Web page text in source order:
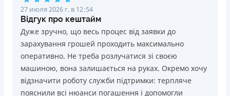
проблемной кредитной историей.
Переводятся деньги на банковскую карту сразу после
подписания электронного договора о предоставлении
кредита
Дарятся скидки до -99% постоянным клиентам на
будущие кредиты согласно программе лояльности
Программа лояльности для постоянных клиентов
Круглосуточная поддержка в Viber, Telegram,
27 июля 2026 г. в 12:54
Відгук про кештайм
Дуже зручно, що весь процес від заявки до
зарахування грошей проходить максимально
оперативно. Не треба розлучатися зі своєю
машиною, вона залишається на руках. Окремо хочу
відзначити роботу служби підтримки: терпляче
пояснили всі нюанси погашення і допомогли